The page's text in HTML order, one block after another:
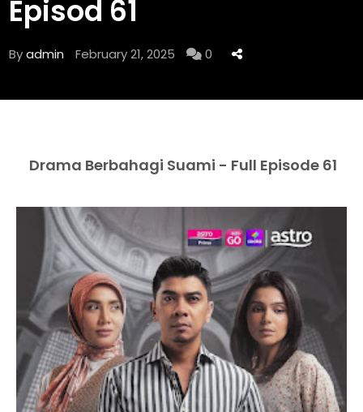
Episod 61
Byadmin February 21, 2025 0
Drama Berbahagi Suami - Full Episode 61